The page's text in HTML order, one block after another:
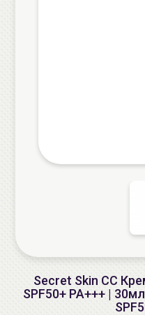
Secret Skin СС
SPF50+ PA+++ |